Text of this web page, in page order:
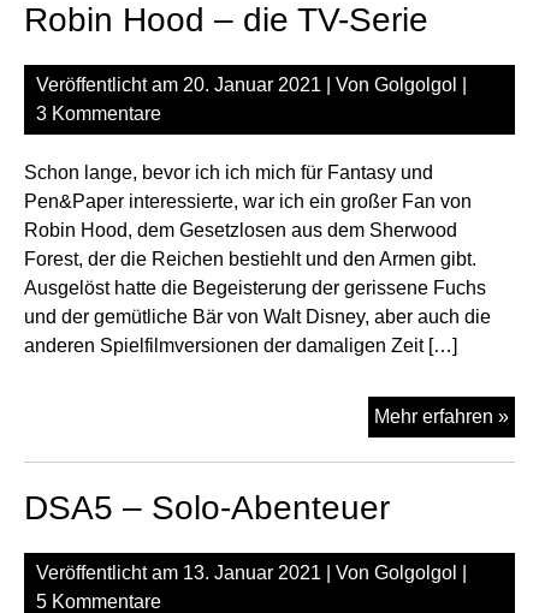
Robin Hood – die TV-Serie
Veröffentlicht am 20. Januar 2021 | Von Golgolgol
3 Kommentare
Schon lange, bevor ich ich mich für Fantasy und
Pen&Paper interessierte, war ich ein großer Fan von
Robin Hood, dem Gesetzlosen aus dem Sherwood
Forest, der die Reichen bestiehlt und den Armen gibt.
Ausgelöst hatte die Begeisterung der gerissene Fuchs
und der gemütliche Bär von Walt Disney, aber auch die
anderen Spielfilmversionen der damaligen Zeit […]
Mehr erfahren »
DSA5 – Solo-Abenteuer
Veröffentlicht am 13. Januar 2021 | Von Golgolgol
5 Kommentare